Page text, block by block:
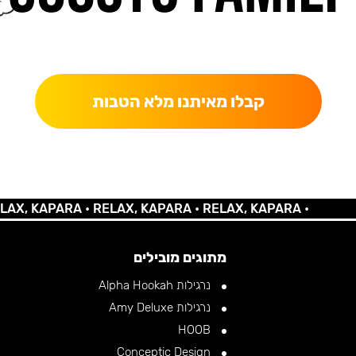
קבלו מאיתנו מלא הטבות
•RELAX, KAPARA •RELAX, KAPARA •
מתוגים מובילים
נרגילות Alpha Hookah
נרגילות Amy Deluxe